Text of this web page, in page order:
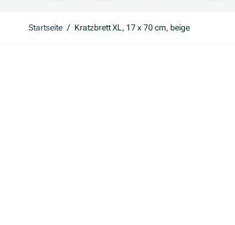
Startseite / Kratzbrett XL, 17 x 70 cm, beige